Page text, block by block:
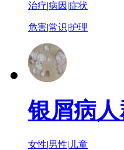
治疗|病因 |症状
危害|常识|护理
银屑病
女性|男性| 儿童